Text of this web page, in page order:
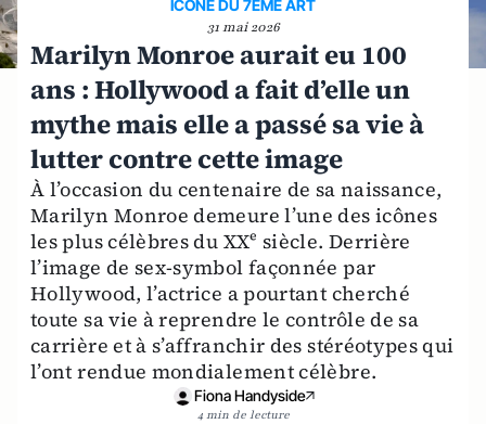
ICONE DU 7EME ART
31 mai 2026
Marilyn Monroe aurait eu 100
ans : Hollywood a fait d’elle un
mythe mais elle a passé sa vie à
lutter contre cette image
À l’occasion du centenaire de sa naissance,
Marilyn Monroe demeure l’une des icônes
les plus célèbres du XXᵉ siècle. Derrière
l’image de sex-symbol façonnée par
Hollywood, l’actrice a pourtant cherché
toute sa vie à reprendre le contrôle de sa
carrière et à s’affranchir des stéréotypes qui
l’ont rendue mondialement célèbre.
Fiona Handyside
4 min de lecture